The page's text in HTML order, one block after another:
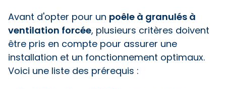
Avant d'opter pour un poêle à granulés à
ventilation forcée, plusieurs critères doivent
être pris en compte pour assurer une
installation et un fonctionnement optimaux.
Voici une liste des prérequis :